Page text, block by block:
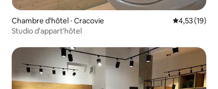
Chambre d'hôtel ⋅ Cracovie Évaluation
4,53 (19)
Studio d'appart'hôtel